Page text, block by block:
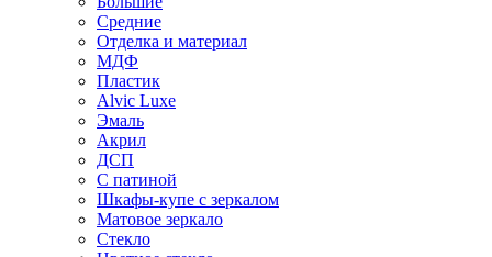
Средние
Отделка и материал
МДФ
Пластик
Alvic Luxe
Эмаль
Акрил
ДСП
С патиной
Шкафы-купе с зеркалом
Матовое зеркало
Стекло